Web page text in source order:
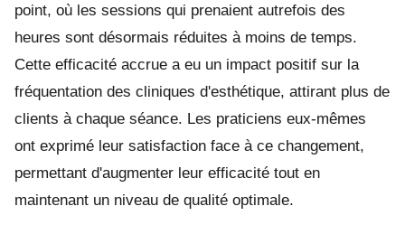
point, où les sessions qui prenaient autrefois des
heures sont désormais réduites à moins de temps.
Cette efficacité accrue a eu un impact positif sur la
fréquentation des cliniques d'esthétique, attirant plus de
clients à chaque séance. Les praticiens eux-mêmes
ont exprimé leur satisfaction face à ce changement,
permettant d'augmenter leur efficacité tout en
maintenant un niveau de qualité optimale.